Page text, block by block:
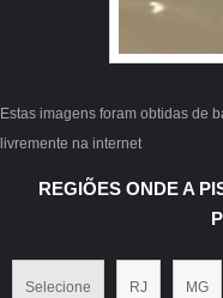
Estas imagens foram obtidas de
livremente na internet
REGIÕES ONDE A
Selecione RJ MG